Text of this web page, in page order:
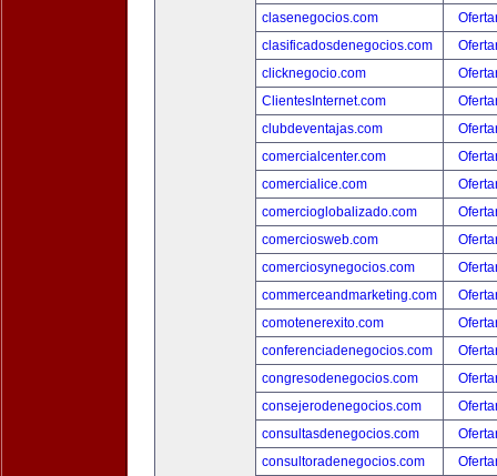
clasenegocios.com
clasificadosdenegocios.com
clicknegocio.com
ClientesInternet.com
clubdeventajas.com
comercialcenter.com
comercialice.com
comercioglobalizado.com
comerciosweb.com
comerciosynegocios.com
commerceandmarketing.com
comotenerexito.com
conferenciadenegocios.com
congresodenegocios.com
consejerodenegocios.com
consultasdenegocios.com
consultoradenegocios.com